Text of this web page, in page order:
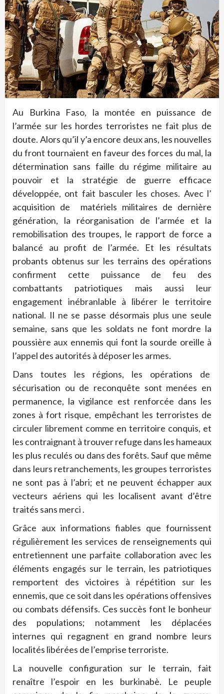
Au Burkina Faso, la montée en puissance de
l’armée sur les hordes terroristes ne fait plus de
doute. Alors qu’il y’a encore deux ans, les nouvelles
du front tournaient en faveur des forces du mal, la
détermination sans faille du régime militaire au
pouvoir et la stratégie de guerre efficace
développée, ont fait basculer les choses. Avec l’
acquisition de matériels militaires de dernière
génération, la réorganisation de l’armée et la
remobilisation des troupes, le rapport de force a
balancé au profit de l’armée. Et les résultats
probants obtenus sur les terrains des opérations
confirment cette puissance de feu des
combattants patriotiques mais aussi leur
engagement inébranlable à libérer le territoire
national. Il ne se passe désormais plus une seule
semaine, sans que les soldats ne font mordre la
poussière aux ennemis qui font la sourde oreille à
l’appel des autorités à déposer les armes.
Dans toutes les régions, les opérations de
sécurisation ou de reconquête sont menées en
permanence, la vigilance est renforcée dans les
zones à fort risque, empêchant les terroristes de
circuler librement comme en territoire conquis, et
les contraignant à trouver refuge dans les hameaux
les plus reculés ou dans des forêts. Sauf que même
dans leurs retranchements, les groupes terroristes
ne sont pas à l’abri; et ne peuvent échapper aux
vecteurs aériens qui les localisent avant d’être
traités sans merci .
Grâce aux informations fiables que fournissent
régulièrement les services de renseignements qui
entretiennent une parfaite collaboration avec les
éléments engagés sur le terrain, les patriotiques
remportent des victoires à répétition sur les
ennemis, que ce soit dans les opérations offensives
ou combats défensifs. Ces succès font le bonheur
des populations; notamment les déplacées
internes qui regagnent en grand nombre leurs
localités libérées de l’emprise terroriste.
La nouvelle configuration sur le terrain, fait
renaître l’espoir en les burkinabè. Le peuple